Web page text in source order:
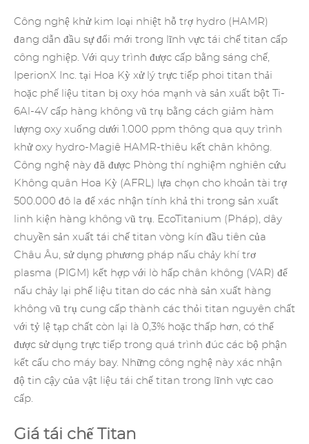
Công nghệ khử kim loại nhiệt hỗ trợ hydro (HAMR)
đang dẫn đầu sự đổi mới trong lĩnh vực tái chế titan cấp
công nghiệp. Với quy trình được cấp bằng sáng chế,
IperionX Inc. tại Hoa Kỳ xử lý trực tiếp phoi titan thải
hoặc phế liệu titan bị oxy hóa mạnh và sản xuất bột Ti-
6Al-4V cấp hàng không vũ trụ bằng cách giảm hàm
lượng oxy xuống dưới 1.000 ppm thông qua quy trình
khử oxy hydro-Magiê HAMR-thiêu kết chân không.
Công nghệ này đã được Phòng thí nghiệm nghiên cứu
Không quân Hoa Kỳ (AFRL) lựa chọn cho khoản tài trợ
500.000 đô la để xác nhận tính khả thi trong sản xuất
linh kiện hàng không vũ trụ. EcoTitanium (Pháp), dây
chuyền sản xuất tái chế titan vòng kín đầu tiên của
Châu Âu, sử dụng phương pháp nấu chảy khí trơ
plasma (PIGM) kết hợp với lò hấp chân không (VAR) để
nấu chảy lại phế liệu titan do các nhà sản xuất hàng
không vũ trụ cung cấp thành các thỏi titan nguyên chất
với tỷ lệ tạp chất còn lại là 0,3% hoặc thấp hơn, có thể
được sử dụng trực tiếp trong quá trình đúc các bộ phận
kết cấu cho máy bay. Những công nghệ này xác nhận
độ tin cậy của vật liệu tái chế titan trong lĩnh vực cao
cấp.
Giá tái chế Titan